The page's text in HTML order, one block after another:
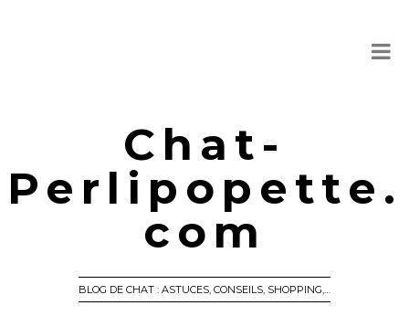
Chat-
Perlipopette.
com
BLOG DE CHAT : ASTUCES, CONSEILS, SHOPPING,…